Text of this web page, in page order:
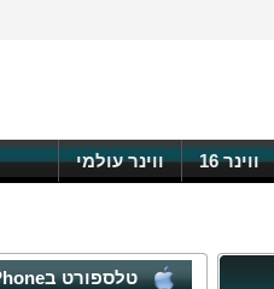
ווינר 16 ווינר עולמי
טלספורט בiPhone